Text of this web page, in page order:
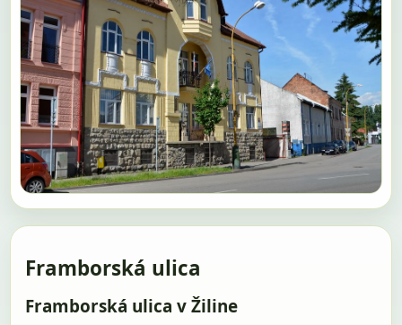
Framborská ulica
Framborská ulica v Žiline